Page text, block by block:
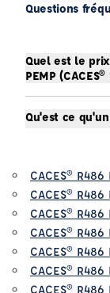
Questions
Quel est le
PEMP
Qu'est ce qu'un
CACES®
CACES®
CACES®
CACES®
CACES®
CACES®
CACES®